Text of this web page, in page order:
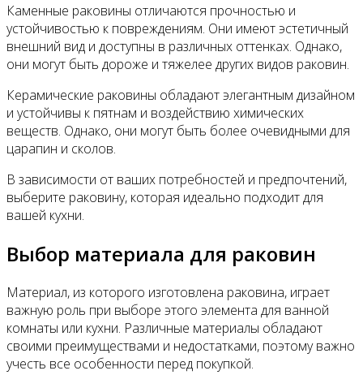
Каменные раковины отличаются прочностью и
устойчивостью к повреждениям. Они имеют эстетичный
внешний вид и доступны в различных оттенках. Однако,
они могут быть дороже и тяжелее других видов раковин.
Керамические раковины обладают элегантным дизайном
и устойчивы к пятнам и воздействию химических
веществ. Однако, они могут быть более очевидными для
царапин и сколов.
В зависимости от ваших потребностей и предпочтений,
выберите раковину, которая идеально подходит для
вашей кухни.
Выбор материала для раковин
Материал, из которого изготовлена раковина, играет
важную роль при выборе этого элемента для ванной
комнаты или кухни. Различные материалы обладают
своими преимуществами и недостатками, поэтому важно
учесть все особенности перед покупкой.